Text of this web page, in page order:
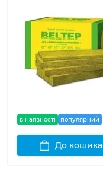
в наявності популярний
До кошика